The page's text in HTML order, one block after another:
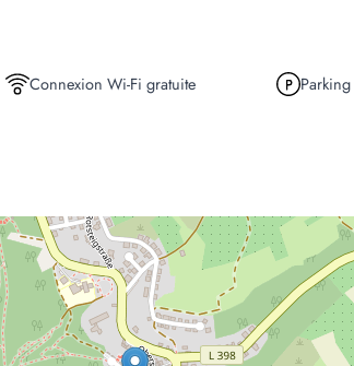
Connexion Wi-Fi gratuite